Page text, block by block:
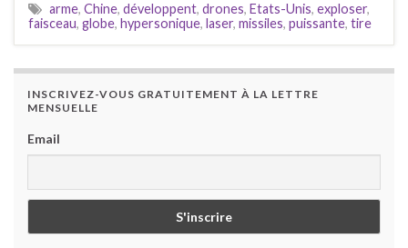
arme, Chine, développent, drones, Etats-Unis, exploser,
faisceau, globe, hypersonique, laser, missiles, puissante, tire
INSCRIVEZ-VOUS GRATUITEMENT À LA LETTRE
MENSUELLE
Email